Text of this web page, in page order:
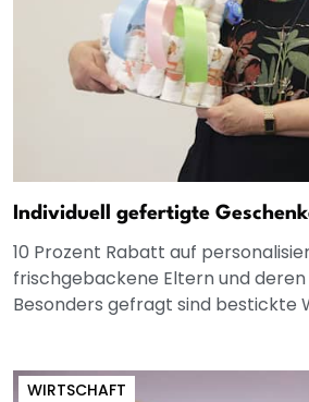
Individuell gefertigte
10 Prozent Rabatt auf
frischgebackene Eltern und deren
Besonders gefragt sind bestickte
WIRTSCHAFT